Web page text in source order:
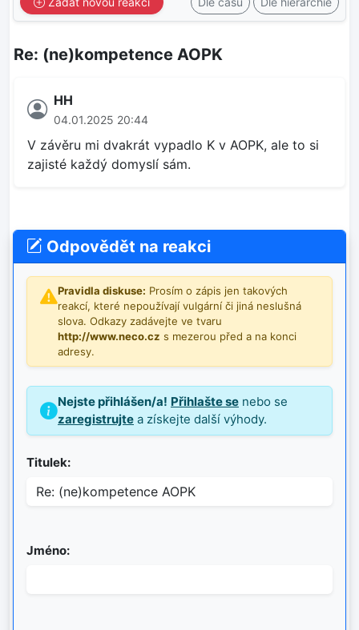
Re: (ne)kompetence AOPK
HH
04.01.2025 20:44
V závěru mi dvakrát vypadlo K v AOPK, ale to si
zajisté každý domyslí sám.
Odpovědět na reakci
Pravidla diskuse: Prosím o zápis jen takových
reakcí, které nepoužívají vulgární či jiná neslušná
slova. Odkazy zadávejte ve tvaru
http://www.neco.cz s mezerou před a na konci
adresy.
Nejste přihlášen/a! Přihlašte se nebo se
zaregistrujte a získejte další výhody.
Titulek:
Jméno: